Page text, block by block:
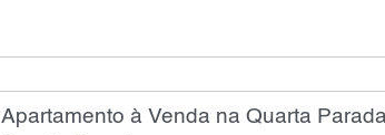
Apartamento à Venda na Quarta